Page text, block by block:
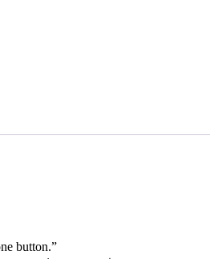
button.”